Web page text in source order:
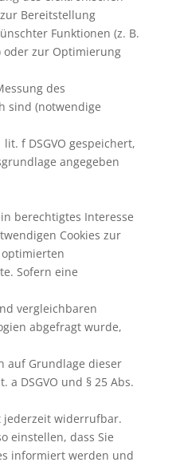
Bereitstellung
Funktionen (z. B.
zur Optimierung
des
sind (notwendige
f DSGVO gespeichert,
angegeben
berechtigtes Interesse
Cookies zur
Sofern eine
vergleichbaren
abgefragt wurde,
auf Grundlage dieser
a DSGVO und § 25 Abs.
jederzeit widerrufbar.
einstellen, dass Sie
informiert werden und